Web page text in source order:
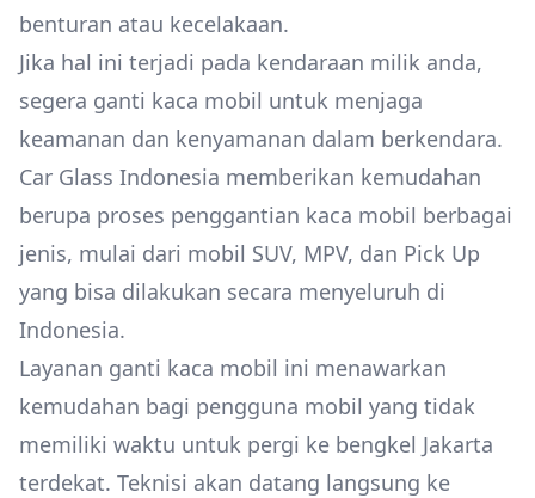
benturan atau kecelakaan.
Jika hal ini terjadi pada kendaraan milik anda,
segera ganti kaca mobil untuk menjaga
keamanan dan kenyamanan dalam berkendara.
Car Glass Indonesia memberikan kemudahan
berupa proses penggantian kaca mobil berbagai
jenis, mulai dari mobil SUV, MPV, dan Pick Up
yang bisa dilakukan secara menyeluruh di
Indonesia.
Layanan ganti kaca mobil ini menawarkan
kemudahan bagi pengguna mobil yang tidak
memiliki waktu untuk pergi ke bengkel Jakarta
terdekat. Teknisi akan datang langsung ke